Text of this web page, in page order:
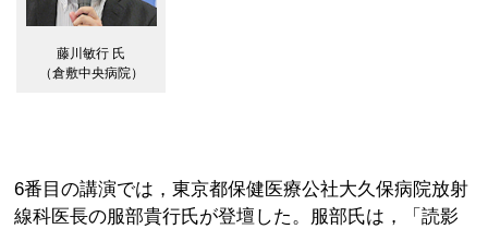
藤川敏行 氏
（倉敷中央病院）
6番目の講演では，東京都保健医療公社大久保病院放射
線科医長の服部貴行氏が登壇した。服部氏は，「読影